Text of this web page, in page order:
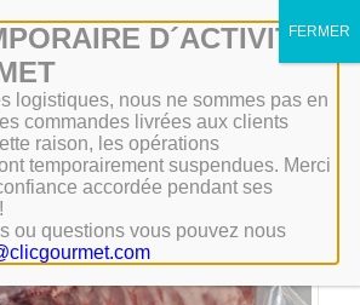
Mon compte
D´ACTIVITÉ
logistiques, nous ne sommes pas en
commandes livrées aux clients
raison, les opérations
temporairement suspendues. Merci
accordée pendant ses
ou questions vous pouvez nous